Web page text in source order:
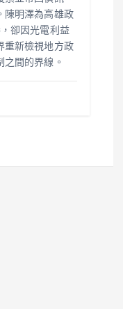
陳明澤為高雄政
卻因光電利益
重新檢視地方政
間的界線。